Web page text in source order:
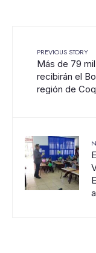
PREVIOUS STORY
Más de 79
recibirán el
región de